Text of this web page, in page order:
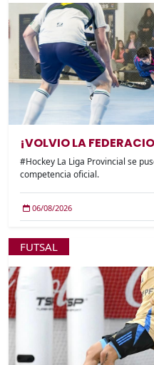
¡VOLVIO LA
#Hockey La Liga Provincial se
competencia oficial.
06/08/2026
FUTSAL